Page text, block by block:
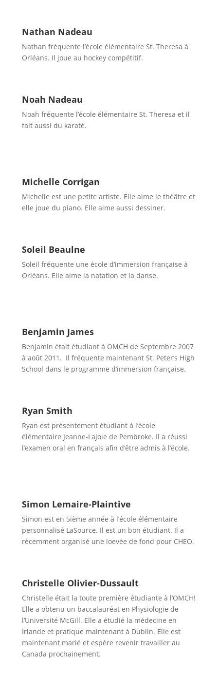
Nathan Nadeau
Nathan fréquente l’école élémentaire St. Theresa à
Orléans. Il joue au hockey compétitif.
Noah Nadeau
Noah fréquente l’école élémentaire St. Theresa et il
fait aussi du karaté.
Michelle Corrigan
Michelle est une petite artiste. Elle aime le théâtre et
elle joue du piano. Elle aime aussi dessiner.
Soleil Beaulne
Soleil fréquente une école d’immersion française à
Orléans. Elle aime la natation et la danse.
Benjamin James
Benjamin était étudiant à OMCH de Septembre 2007
à août 2011. Il fréquente maintenant St. Peter’s High
School dans le programme d’immersion française.
Ryan Smith
Ryan est présentement étudiant à l’école
élémentaire Jeanne-Lajoie de Pembroke. Il a réussi
l’examen oral en français afin d’être admis à l’école.
Simon Lemaire-Plaintive
Simon est en 5ième année à l’école élémentaire
personnalisé LaSource. Il est un bon étudiant. Il a
récemment organisé une loevée de fond pour CHEO.
Christelle Olivier-Dussault
Christelle était la toute première étudiante à l’OMCH!
Elle a obtenu un baccalauréat en Physiologie de
l’Université McGill. Elle a étudié la médecine en
Irlande et pratique maintenant à Dublin. Elle est
maintenant marié et espère revenir travailler au
Canada prochainement.